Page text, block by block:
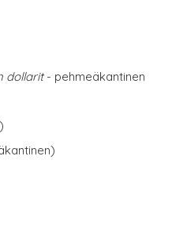
dollarit- pehmeäkantinen